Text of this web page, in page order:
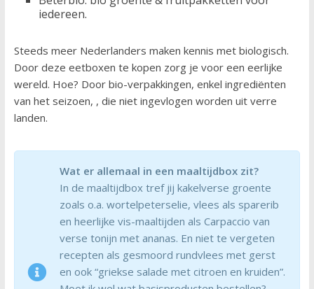
iedereen.
Steeds meer Nederlanders maken kennis met biologisch.
Door deze eetboxen te kopen zorg je voor een eerlijke
wereld. Hoe? Door bio-verpakkingen, enkel ingrediënten
van het seizoen, , die niet ingevlogen worden uit verre
landen.
Wat er allemaal in een maaltijdbox zit?
In de maaltijdbox tref jij kakelverse groente
zoals o.a. wortelpeterselie, vlees als sparerib
en heerlijke vis-maaltijden als Carpaccio van
verse tonijn met ananas. En niet te vergeten
recepten als gesmoord rundvlees met gerst
en ook “griekse salade met citroen en kruiden”.